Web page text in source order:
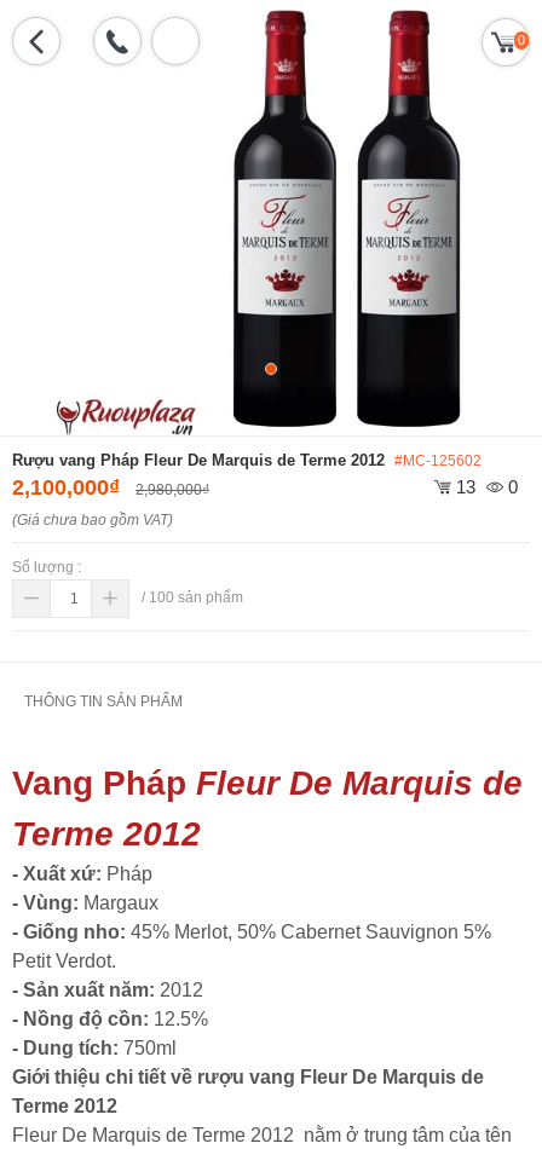
0
Rượu vang Pháp Fleur De Marquis de Terme 2012 #MC-125602
2,100,000₫ 2,980,000₫ 13 0
(Giá chưa bao gồm VAT)
Số lượng :
/ 100 sản phẩm
THÔNG TIN SẢN PHẨM
Vang Pháp Fleur De Marquis de
Terme 2012
- Xuất xứ: Pháp
- Vùng: Margaux
- Giống nho: 45% Merlot, 50% Cabernet Sauvignon 5%
Petit Verdot.
- Sản xuất năm: 2012
- Nồng độ cồn: 12.5%
- Dung tích: 750ml
Giới thiệu chi tiết về rượu vang Fleur De Marquis de
Terme 2012
Fleur De Marquis de Terme 2012 nằm ở trung tâm của tên